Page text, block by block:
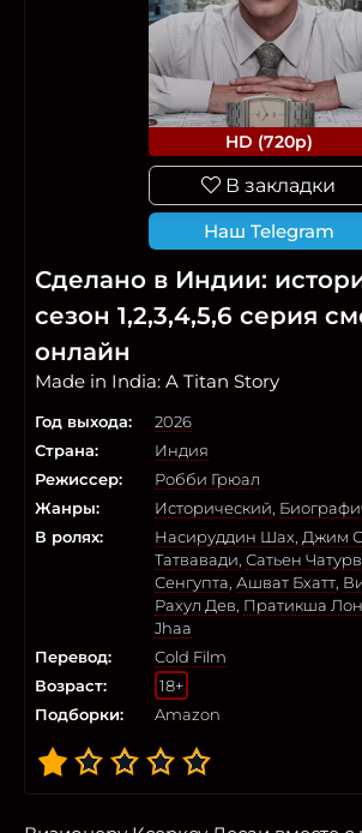
HD (720p)
В закладки
Наш Telegram
Сделано в Индии:
сезон 1,2,3,4,5,6 серия
онлайн
Made in India: A Titan Story
Год выхода:
2026
Страна:
Индия
Режиссер:
Робби Грюал
Жанры:
Исторический
В ролях:
Насируддин Шах Джим
Татвавади Сатьен
Сенгупта Ашват Бхатт
Рахул Дев Пратикша
Jhaa
Перевод:
Cold Film
Возраст:
18+
Подборки:
Amazon